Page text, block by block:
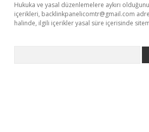
Hukuka ve yasal düzenlemelere aykırı
içerikleri, backlinkpanelicomtr@gmail.com
halinde, ilgili içerikler yasal süre içerisinde